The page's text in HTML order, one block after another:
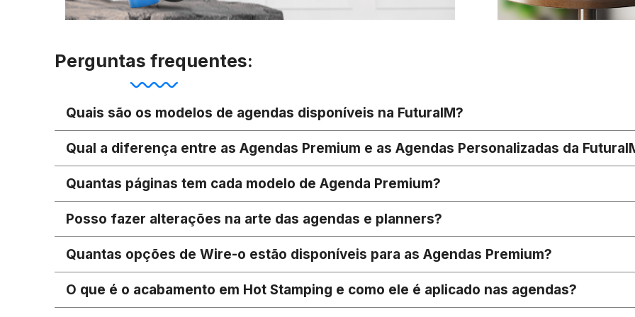
Perguntas frequentes:
Quais são os modelos de agendas disponíveis na FuturaIM?
Qual a diferença entre as Agendas Premium e as Agendas Personalizadas da
Quantas páginas tem cada modelo de Agenda Premium?
Posso fazer alterações na arte das agendas e planners?
Quantas opções de Wire-o estão disponíveis para as Agendas Premium?
O que é o acabamento em Hot Stamping e como ele é aplicado nas agendas?